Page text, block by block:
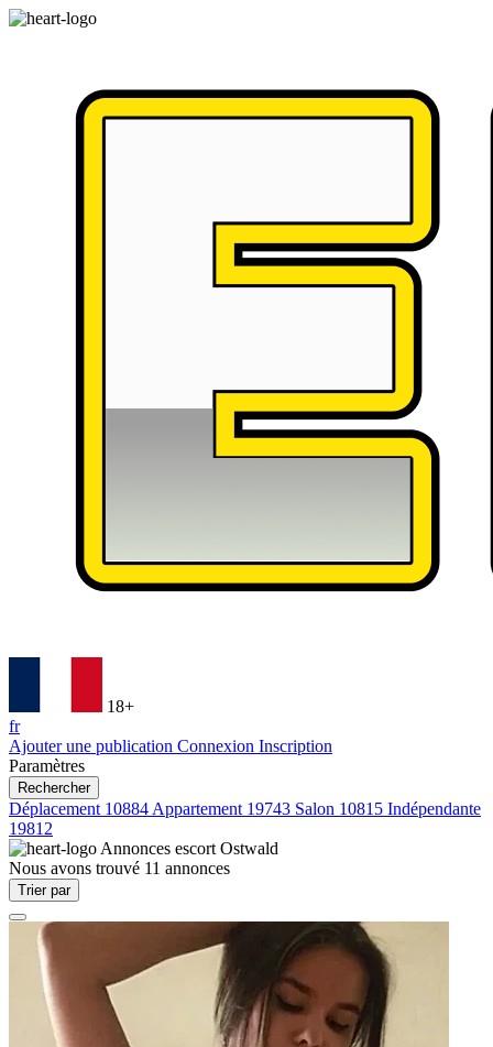
18+
fr
Ajouter une publication Connexion Inscription
Paramètres
Rechercher
Déplacement 10884 Appartement 19743 Salon 10815 Indépendante
19812
Annonces escort Ostwald
Nous avons trouvé 11 annonces
Trier par